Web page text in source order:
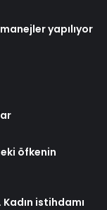
yapılıyor
öfkenin
istihdamı